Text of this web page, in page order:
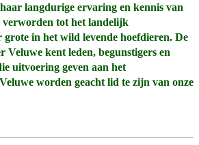
langdurige ervaring en kennis van
verworden tot het landelijk
in het wild levende hoefdieren. De
Veluwe kent leden, begunstigers en
uitvoering geven aan het
worden geacht lid te zijn van onze